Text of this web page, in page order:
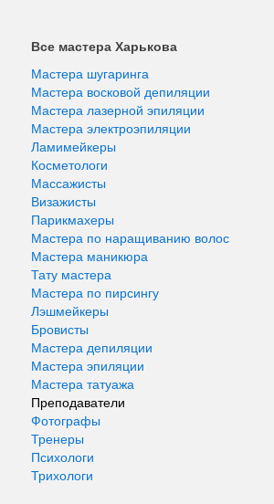
Все мастера Харькова
Мастера шугаринга
Мастера восковой депиляции
Мастера лазерной эпиляции
Мастера электроэпиляции
Ламимейкеры
Косметологи
Массажисты
Визажисты
Парикмахеры
Мастера по наращиванию волос
Мастера маникюра
Тату мастера
Мастера по пирсингу
Лэшмейкеры
Бровисты
Мастера депиляции
Мастера эпиляции
Мастера татуажа
Преподаватели
Фотографы
Тренеры
Психологи
Трихологи